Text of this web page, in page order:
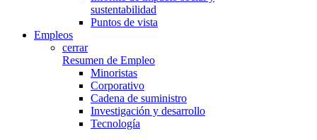
sustentabilidad
Puntos de vista
Empleos
cerrar
Resumen de Empleo
Minoristas
Corporativo
Cadena de suministro
Investigación y desarrollo
Tecnología